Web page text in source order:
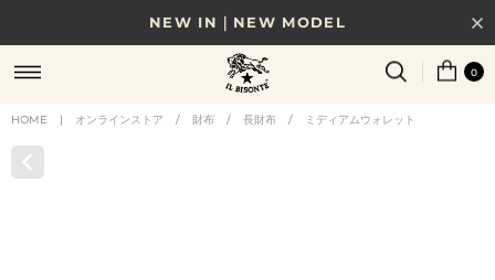
NEW IN｜NEW MODEL
8/17(月)10時まで｜税込11,000円以上で送料無料
贈る相手やシーンから選べる、新しいギフトガイド
0
HOME | オンラインストア / 財布 / 長財布 / ミディアムウォレット